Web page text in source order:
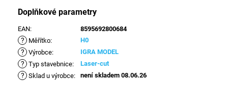
Doplňkové parametry
EAN: 8595692800684
? Měřítko: H0
? Výrobce: IGRA MODEL
? Typ stavebnice: Laser-cut
? Sklad u výrobce: není skladem 08.06.26